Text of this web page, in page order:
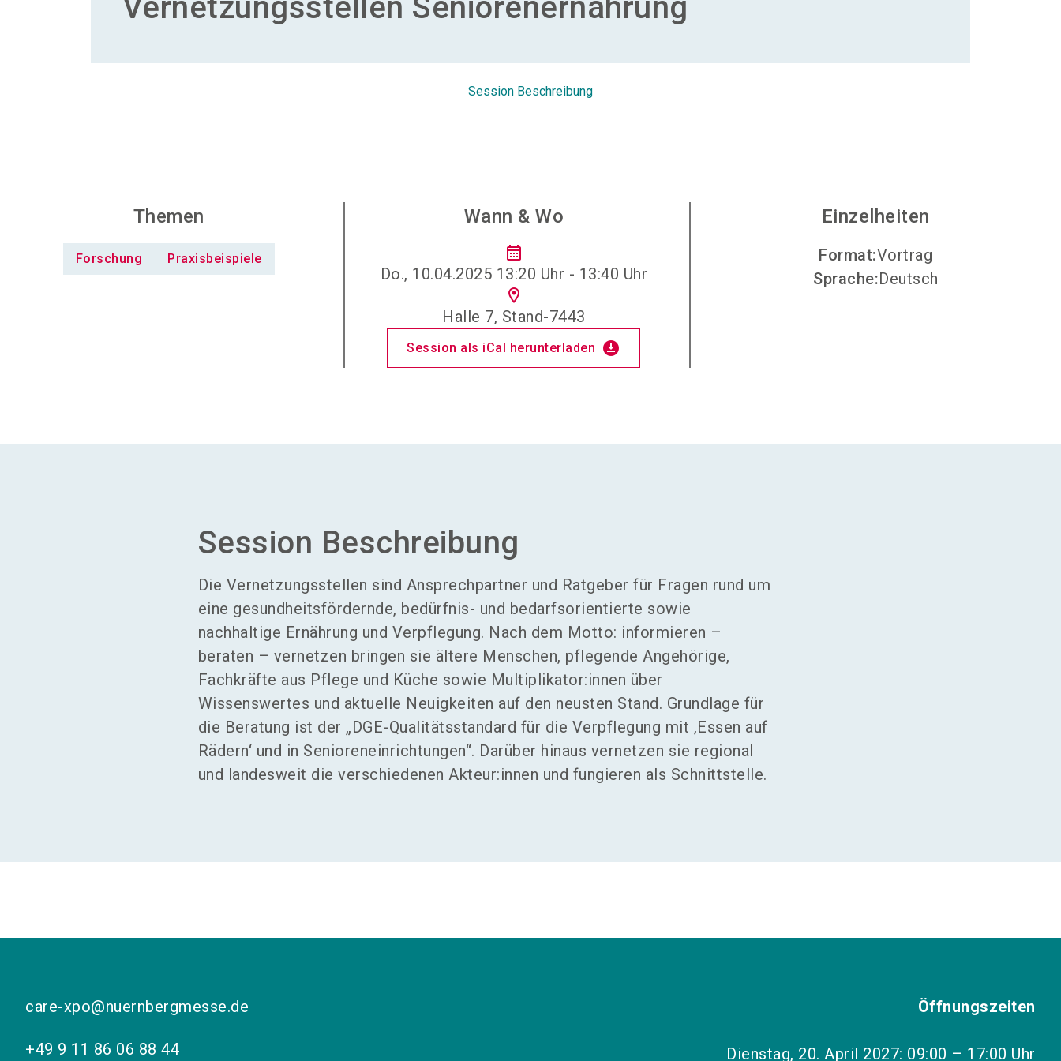
Vernetzungsstellen Seniorenernährung
Session Beschreibung
Themen
Forschung Praxisbeispiele
Wann & Wo
calendar_month
Do., 10.04.2025 13:20 Uhr - 13:40 Uhr
location_on
Halle 7, Stand-7443
Session als iCal herunterladen download_for_offline
Einzelheiten
Format:Vortrag
Sprache:Deutsch
Session Beschreibung
Die Vernetzungsstellen sind Ansprechpartner und Ratgeber für Fragen rund um
eine gesundheitsfördernde, bedürfnis- und bedarfsorientierte sowie
nachhaltige Ernährung und Verpflegung. Nach dem Motto: informieren –
beraten – vernetzen bringen sie ältere Menschen, pflegende Angehörige,
Fachkräfte aus Pflege und Küche sowie Multiplikator:innen über
Wissenswertes und aktuelle Neuigkeiten auf den neusten Stand. Grundlage für
die Beratung ist der „DGE-Qualitätsstandard für die Verpflegung mit ‚Essen auf
Rädern‘ und in Senioreneinrichtungen“. Darüber hinaus vernetzen sie regional
und landesweit die verschiedenen Akteur:innen und fungieren als Schnittstelle.
care-xpo@nuernbergmesse.de
+49 9 11 86 06 88 44
Öffnungszeiten
Dienstag, 20. April 2027: 09:00 – 17:00 Uhr